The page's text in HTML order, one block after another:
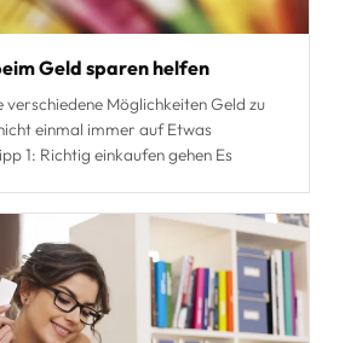
Geld sparen helfen
Möglichkeiten Geld zu
einmal immer auf Etwas
1: Richtig einkaufen gehen Es